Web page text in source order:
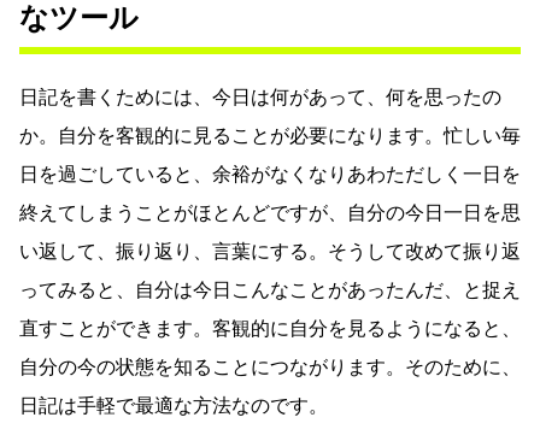
なツール
日記を書くためには、今日は何があって、何を思ったの
か。自分を客観的に見ることが必要になります。忙しい毎
日を過ごしていると、余裕がなくなりあわただしく一日を
終えてしまうことがほとんどですが、自分の今日一日を思
い返して、振り返り、言葉にする。そうして改めて振り返
ってみると、自分は今日こんなことがあったんだ、と捉え
直すことができます。客観的に自分を見るようになると、
自分の今の状態を知ることにつながります。そのために、
日記は手軽で最適な方法なのです。